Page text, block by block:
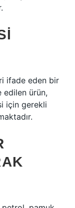
ifade eden bir
ürün,
için gerekli